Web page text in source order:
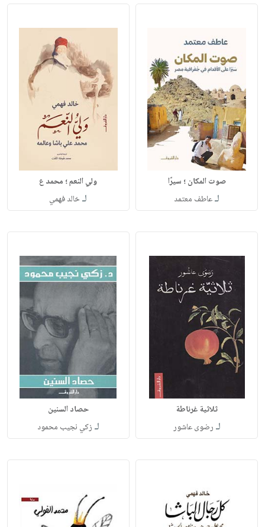
صوت المكان ؛ سيرًا
لـعاطف معتمد
ولي النعم ؛ محمد ع
لـخالد فهمي
ثلاثية غرناطة
لـ رضوى عاشور
حصاد السنين
لـ زكي نجيب محمود